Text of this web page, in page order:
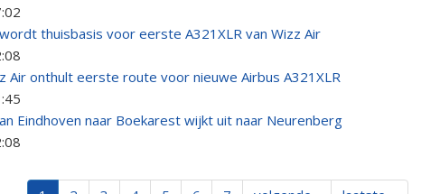
thuisbasis voor eerste A321XLR van Wizz Air
Air onthult eerste route voor nieuwe Airbus A321XLR
Eindhoven naar Boekarest wijkt uit naar Neurenberg